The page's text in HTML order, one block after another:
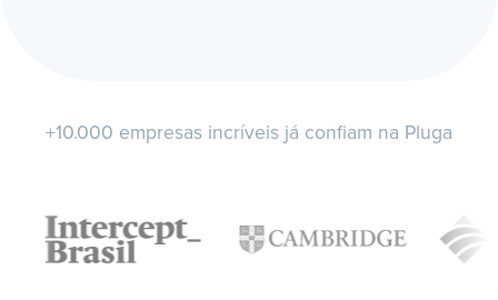
+10.000 empresas incríveis já confiam na Pluga